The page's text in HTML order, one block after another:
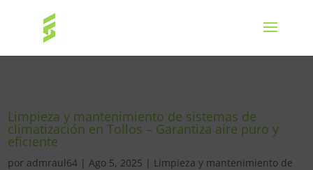
Limpieza y mantenimiento de sistemas de
climatización en Tollos – Garantiza aire puro y
eficiente
por admraul64 |Ago 5, 2025 | Limpieza y mantenimiento de